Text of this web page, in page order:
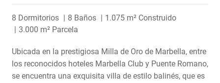
8 Dormitorios 8 Baños
1.075 m² Construido
3.000 m² Parcela
Ubicada en la prestigiosa Milla de Oro de Marbella, entre
los reconocidos hoteles Marbella Club y Puente Romano,
se encuentra una exquisita villa de estilo balinés, que es